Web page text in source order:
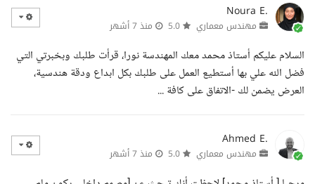
Noura E.
مهندس معماري منذ 7 أشهر
السلام عليكم أستاذ محمد معك المهندسة نورا، قرأت طلبك وبخبرتي التي
فضل الله علي بها أستطيع العمل على طلبك بكل ابداع ودقة هندسية،
العرض يضمن لك -الاتفاق على كافة ...
Ahmed E.
مهندس معماري منذ 7 أشهر